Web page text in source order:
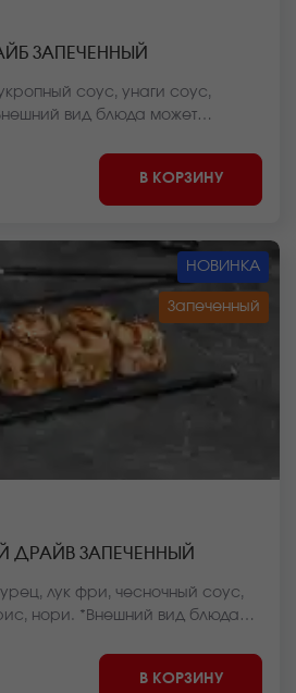
ЗАПЕЧЕННЫЙ
соус, унаги соус,
вид блюда может
В КОРЗИНУ
НОВИНКА
Запеченный
ДРАЙВ ЗАПЕЧЕННЫЙ
лук фри, чесночный соус,
нори. *Внешний вид блюда
В КОРЗИНУ